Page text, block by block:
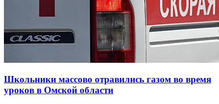
Школьники массово отравились газом во время
уроков в Омской области